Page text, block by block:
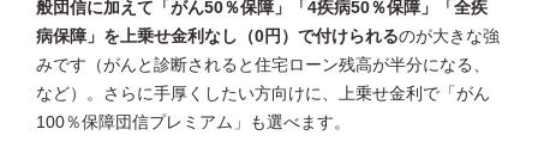
般団信に加えて「がん50％保障」「4疾病50％保障」「全疾
病保障」を上乗せ金利なし（0円）で付けられるのが大きな強
みです（がんと診断されると住宅ローン残高が半分になる、
など）。さらに手厚くしたい方向けに、上乗せ金利で「がん
100％保障団信プレミアム」も選べます。